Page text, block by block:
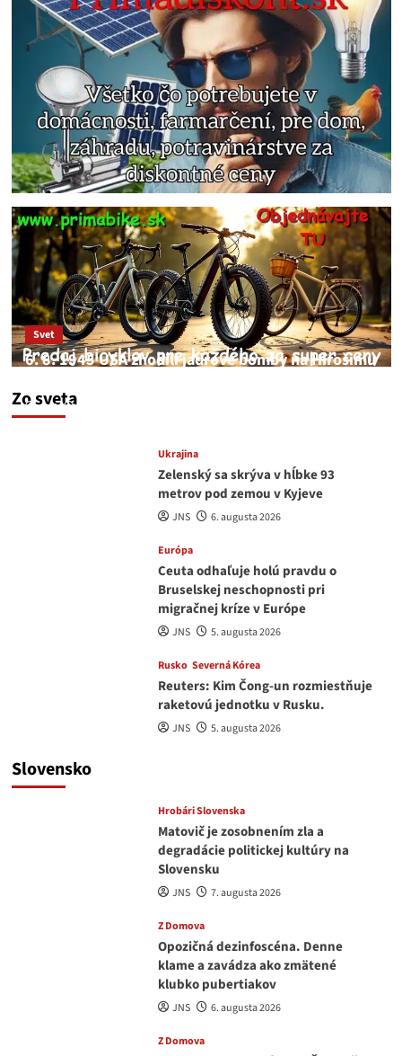
Zo sveta
Svet
6. 8. 1945 USA zhodili jadrové bomby na Hirošimu
JNS
Ukrajina
Zelenský sa skrýva v hĺbke 93
metrov pod zemou v Kyjeve
JNS 6. augusta 2026
Európa
Ceuta odhaľuje holú pravdu o
Bruselskej neschopnosti pri
migračnej kríze v Európe
JNS 5. augusta 2026
Rusko Severná Kórea
Reuters: Kim Čong-un rozmiestňuje
raketovú jednotku v Rusku.
JNS 5. augusta 2026
Slovensko
Hrobári Slovenska
Matovič je zosobnením zla a
degradácie politickej kultúry na
Slovensku
JNS 7. augusta 2026
Z Domova
Opozičná dezinfoscéna. Denne
klame a zavádza ako zmätené
klubko pubertiakov
JNS 6. augusta 2026
Z Domova